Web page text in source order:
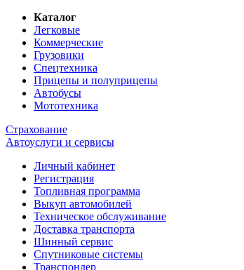
Каталог
Легковые
Коммерческие
Грузовики
Спецтехника
Прицепы и полуприцепы
Автобусы
Мототехника
Страхование
Автоуслуги и сервисы
Личный кабинет
Регистрация
Топливная программа
Выкуп автомобилей
Техническое обслуживание
Доставка транспорта
Шинный сервис
Спутниковые системы
Транспондер